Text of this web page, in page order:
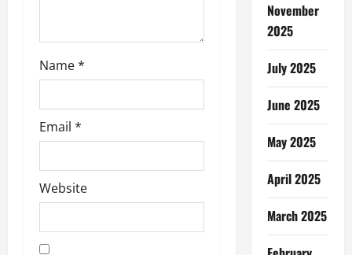
Name*
Email *
Website
November
2025
July 2025
June 2025
May 2025
April 2025
March 2025